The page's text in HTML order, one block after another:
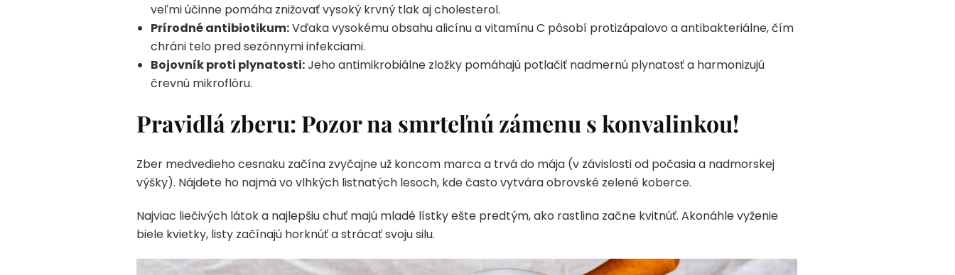
veľmi účinne pomáha znižovať vysoký krvný tlak aj cholesterol.
Prírodné antibiotikum:Vďaka vysokému obsahu alicínu a vitamínu C pôsobí protizápalovo a antibakteriálne, čím
chráni telo pred sezónnymi infekciami.
Bojovník proti plynatosti:Jeho antimikrobiálne zložky pomáhajú potlačiť nadmernú plynatosť a harmonizujú
črevnú mikroflóru.
Pravidlá zberu: Pozor na smrteľnú zámenu s konvalinkou!
Zber medvedieho cesnaku začína zvyčajne už koncom marca a trvá do mája (v závislosti od počasia a nadmorskej
výšky). Nájdete ho najmä vo vlhkých listnatých lesoch, kde často vytvára obrovské zelené koberce.
Najviac liečivých látok a najlepšiu chuť majú mladé lístky ešte predtým, ako rastlina začne kvitnúť. Akonáhle vyženie
biele kvietky, listy začínajú horknúť a strácať svoju silu.